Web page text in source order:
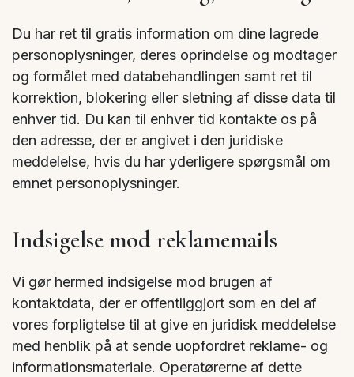
Du har ret til gratis information om dine lagrede
personoplysninger, deres oprindelse og modtager
og formålet med databehandlingen samt ret til
korrektion, blokering eller sletning af disse data til
enhver tid. Du kan til enhver tid kontakte os på
den adresse, der er angivet i den juridiske
meddelelse, hvis du har yderligere spørgsmål om
emnet personoplysninger.
Indsigelse mod reklamemails
Vi gør hermed indsigelse mod brugen af
kontaktdata, der er offentliggjort som en del af
vores forpligtelse til at give en juridisk meddelelse
med henblik på at sende uopfordret reklame- og
informationsmateriale. Operatørerne af dette